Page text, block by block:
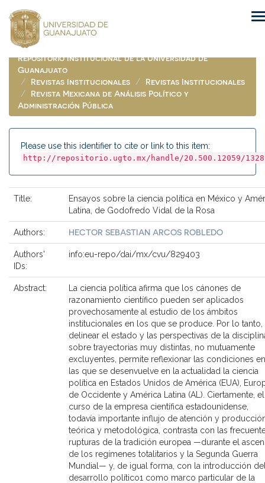
navigation
Repositorio Institucional de la Universidad de
Guanajuato
Revistas Institucionales
Revistas Institucionales
Revista Mexicana de Análisis Político y
Administración Pública
Please use this identifier to cite or link to this item:
http://repositorio.ugto.mx/handle/20.500.12059/1328
Title:
Ensayos sobre la ciencia política en México y
Latina, de Godofredo Vidal de la Rosa
Authors: HECTOR SEBASTIAN ARCOS ROBLEDO
Authors'
IDs:
info:eu-repo/dai/mx/cvu/829403
Abstract:
La ciencia política afirma que los cánones de
razonamiento científico pueden ser aplicados
provechosamente al estudio de los ámbitos
institucionales en los que se produce. Por lo tanto,
delinear el estado y las perspectivas de la
sobre trayectorias muy distintas, no mutuamente
excluyentes, permite reflexionar las condiciones en
las que se desenvuelve en la actualidad la ciencia
política en Estados Unidos de América (EUA),
de Occidente y América Latina (AL). Ciertamente, el
curso de la empresa científica estadounidense,
todavía importante influjo de atención y
teórica y metodológica, contrasta con las
rupturas de la tradición europea —durante el
de los regímenes totalitarios y la Segunda Guerra
Mundial— y, de igual forma, con la introducción
desarrollo político1 como marco particular de la